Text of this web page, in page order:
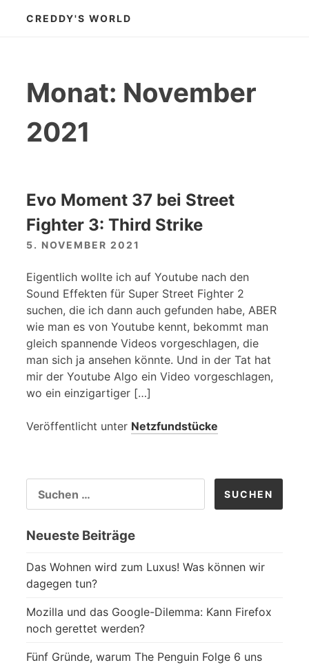
InhaltCREDDY'S WORLD
Monat: November
2021
Evo Moment 37 bei Street
Fighter 3: Third Strike
5. NOVEMBER 2021
Eigentlich wollte ich auf Youtube nach den
Sound Effekten für Super Street Fighter 2
suchen, die ich dann auch gefunden habe, ABER
wie man es von Youtube kennt, bekommt man
gleich spannende Videos vorgeschlagen, die
man sich ja ansehen könnte. Und in der Tat hat
mir der Youtube Algo ein Video vorgeschlagen,
wo ein einzigartiger […]
Veröffentlicht unter Netzfundstücke
NACH:
Neueste Beiträge
Das Wohnen wird zum Luxus! Was können wir
dagegen tun?
Mozilla und das Google-Dilemma: Kann Firefox
noch gerettet werden?
Fünf Gründe, warum The Penguin Folge 6 uns